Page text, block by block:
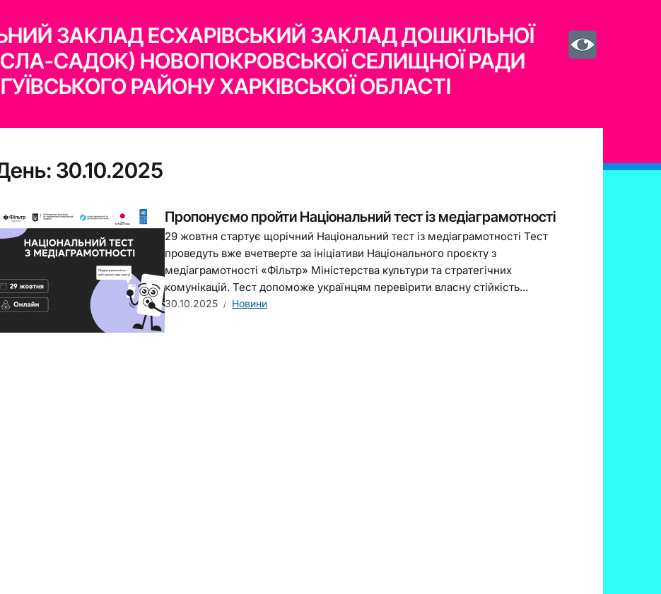
ЗАКЛАД ЕСХАРІВСЬКИЙ ЗАКЛАД ДОШКІЛЬНОЇ
САДОК) НОВОПОКРОВСЬКОЇ СЕЛИЩНОЇ РАДИ
РАЙОНУ ХАРКІВСЬКОЇ ОБЛАСТІ
30.10.2025
Пропонуємо пройти Національний тест із медіаграмотності
29 жовтня стартує щорічний Національний тест із медіаграмотності Тест
проведуть вже вчетверте за ініціативи Національного проєкту з
медіаграмотності «Фільтр» Міністерства культури та стратегічних
комунікацій. Тест допоможе українцям перевірити власну стійкість...
30.10.2025 Новини